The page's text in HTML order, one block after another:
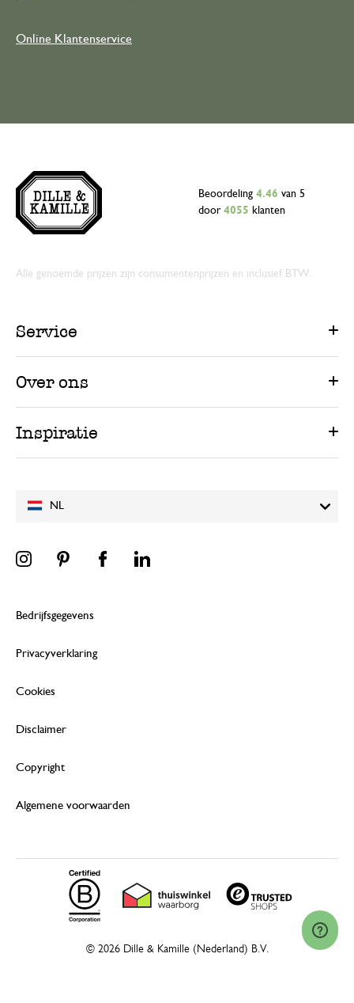
Online Klantenservice
NL
Beoordeling 4.46 van 5
door 4055 klanten
Alle genoemde prijzen zijn consumentenprijzen en inclusief BTW.
Service
Over ons
Inspiratie
Bedrijfsgegevens
Privacyverklaring
Cookies
Disclaimer
Copyright
Algemene voorwaarden
© 2026 Dille & Kamille (Nederland) B.V.